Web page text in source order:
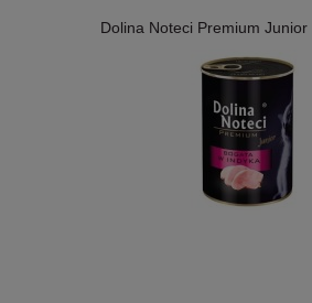
Dolina Noteci Premium